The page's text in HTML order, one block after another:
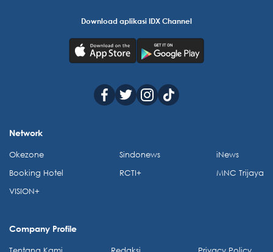
Download aplikasi IDX Channel
Network
Okezone
Booking Hotel
VISION+
Sindonews
RCTI+
iNews
MNC Trijaya
Company Profile